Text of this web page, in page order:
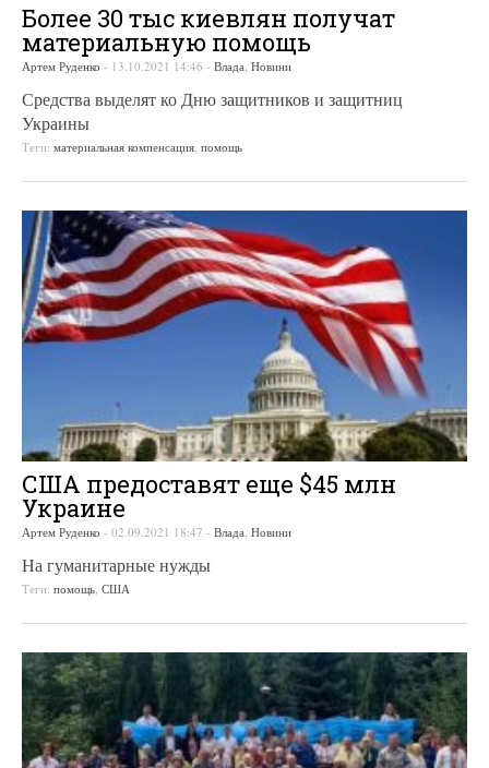
Более 30 тыс киевлян получат
материальную помощь
Артем Руденко - 13.10.2021 14:46 - Влада Новини
Средства выделят ко Дню защитников и защитниц
Украины
Теги: материальная компенсация помощь
США предоставят еще $45 млн
Украине
Артем Руденко - 02.09.2021 18:47 - Влада, Новини
На гуманитарные нужды
Теги: помощь, США